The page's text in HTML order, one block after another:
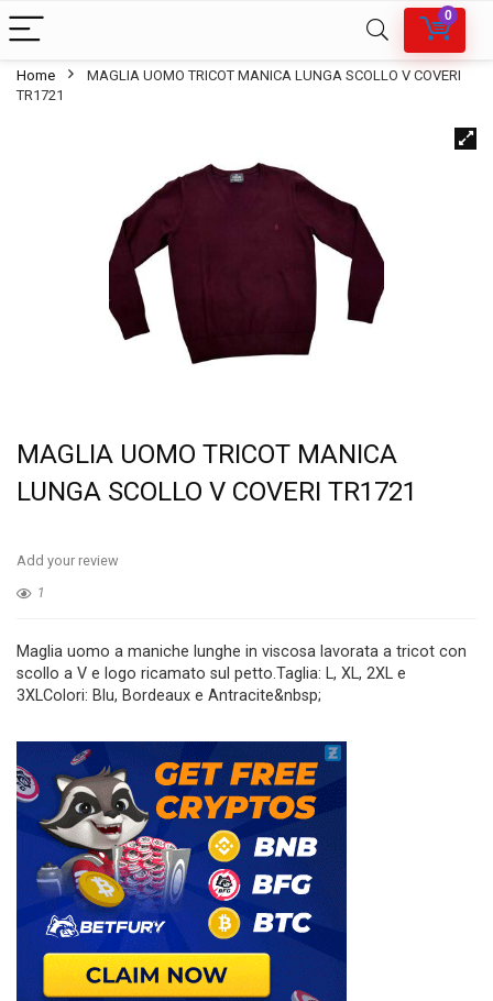
0
Home
MAGLIA UOMO TRICOT MANICA LUNGA SCOLLO V COVERI
TR1721
MAGLIA UOMO TRICOT MANICA
LUNGA SCOLLO V COVERI TR1721
Add your review
1
Maglia uomo a maniche lunghe in viscosa lavorata a tricot con
scollo a V e logo ricamato sul petto.Taglia: L, XL, 2XL e
3XLColori: Blu, Bordeaux e Antracite&nbsp;